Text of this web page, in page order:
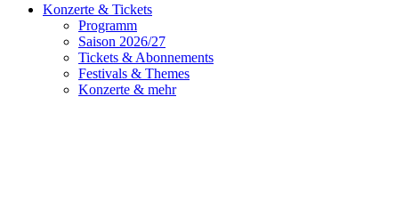
Konzerte & Tickets
Programm
Saison 2026/27
Tickets & Abonnements
Festivals & Themes
Konzerte & mehr